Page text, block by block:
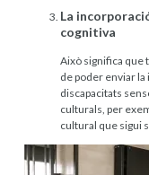
La
cognitiva
Això significa que
de poder enviar
discapacitats
culturals, per
cultural que sigui